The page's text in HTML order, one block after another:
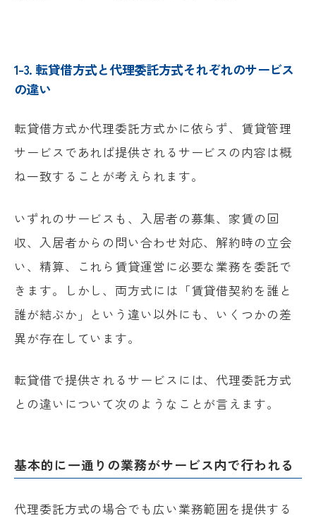
1-3. 転貸借方式と代理委託方式それぞれのサービス
の違い
転貸借方式か代理委託方式かに依らず、賃貸管理
サービスであれば提供されるサービスの内容は概
ね一致することが考えられます。
いずれのサービスも、入居者の募集、家賃の回
収、入居者からの問い合わせ対応、解約時の立会
い、精算、これら賃貸運営に必要な業務を委託で
きます。しかし、両方式には「賃貸借契約を誰と
誰が結ぶか」という違い以外にも、いくつかの差
異が存在しています。
転貸借で提供されるサービスには、代理委託方式
との違いについて次のようなことが言えます。
基本的に一通りの業務がサービス内で行われる
代理委託方式の場合でも広い業務範囲を提供する